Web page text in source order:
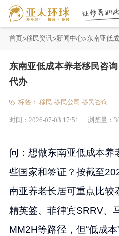
首页 移民资讯 新闻中心
东南亚低成本养老移民咨
代办
标签： 移民 移民公司 移民咨询
时间： 2026-07-03 17:51 浏览量：
问：想做东南亚低成本养
些国家和签证？按截至
南亚养老长居可重点比较
精英签、菲律宾SRRV、
MM2H等路径，但“低成